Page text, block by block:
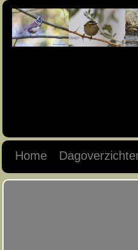
Home